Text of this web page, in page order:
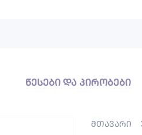
წესები და პირობები
მთავარი